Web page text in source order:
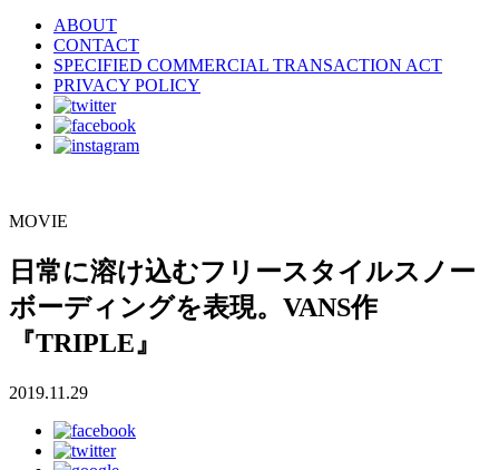
ABOUT
CONTACT
SPECIFIED COMMERCIAL TRANSACTION ACT
PRIVACY POLICY
MOVIE
日常に溶け込むフリースタイルスノー
ボーディングを表現。VANS作
『TRIPLE』
2019.11.29